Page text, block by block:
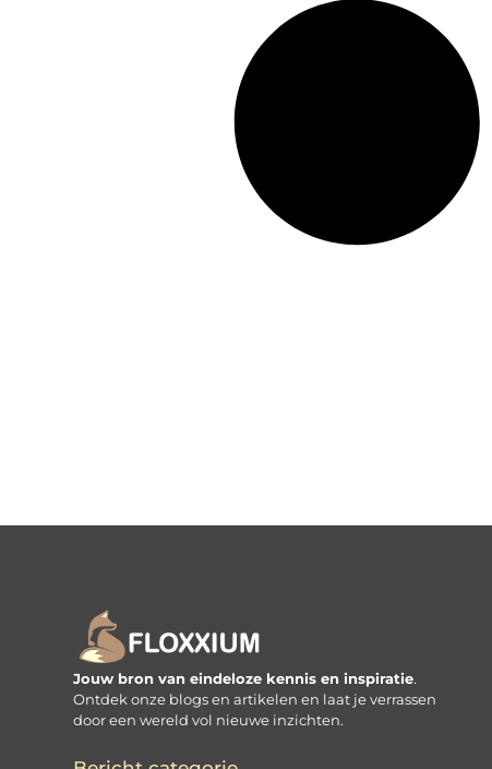
Jouw bron van eindeloze kennis en inspiratie.
Ontdek onze blogs en artikelen en laat je verrassen
door een wereld vol nieuwe inzichten.